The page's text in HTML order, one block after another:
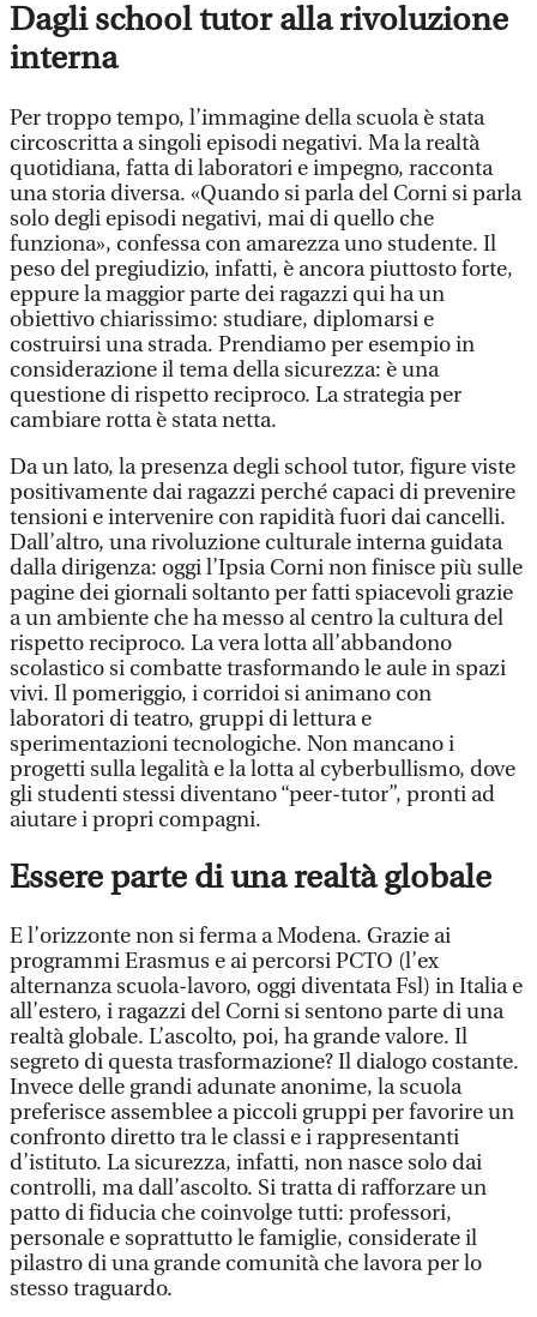
Dagli school tutor alla rivoluzione
interna
Per troppo tempo, l’immagine della scuola è stata
circoscritta a singoli episodi negativi. Ma la realtà
quotidiana, fatta di laboratori e impegno, racconta
una storia diversa. «Quando si parla del Corni si parla
solo degli episodi negativi, mai di quello che
funziona», confessa con amarezza uno studente. Il
peso del pregiudizio, infatti, è ancora piuttosto forte,
eppure la maggior parte dei ragazzi qui ha un
obiettivo chiarissimo: studiare, diplomarsi e
costruirsi una strada. Prendiamo per esempio in
considerazione il tema della sicurezza: è una
questione di rispetto reciproco. La strategia per
cambiare rotta è stata netta.
Da un lato, la presenza degli school tutor, figure viste
positivamente dai ragazzi perché capaci di prevenire
tensioni e intervenire con rapidità fuori dai cancelli.
Dall’altro, una rivoluzione culturale interna guidata
dalla dirigenza: oggi l’Ipsia Corni non finisce più sulle
pagine dei giornali soltanto per fatti spiacevoli grazie
a un ambiente che ha messo al centro la cultura del
rispetto reciproco. La vera lotta all’abbandono
scolastico si combatte trasformando le aule in spazi
vivi. Il pomeriggio, i corridoi si animano con
laboratori di teatro, gruppi di lettura e
sperimentazioni tecnologiche. Non mancano i
progetti sulla legalità e la lotta al cyberbullismo, dove
gli studenti stessi diventano “peer-tutor”, pronti ad
aiutare i propri compagni.
Essere parte di una realtà globale
E l’orizzonte non si ferma a Modena. Grazie ai
programmi Erasmus e ai percorsi PCTO (l’ex
alternanza scuola-lavoro, oggi diventata Fsl) in Italia e
all’estero, i ragazzi del Corni si sentono parte di una
realtà globale. L’ascolto, poi, ha grande valore. Il
segreto di questa trasformazione? Il dialogo costante.
Invece delle grandi adunate anonime, la scuola
preferisce assemblee a piccoli gruppi per favorire un
confronto diretto tra le classi e i rappresentanti
d’istituto. La sicurezza, infatti, non nasce solo dai
controlli, ma dall’ascolto. Si tratta di rafforzare un
patto di fiducia che coinvolge tutti: professori,
personale e soprattutto le famiglie, considerate il
pilastro di una grande comunità che lavora per lo
stesso traguardo.